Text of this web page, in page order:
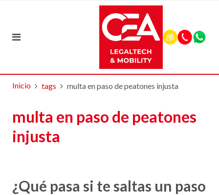
Inicio tags multa en paso de peatones injusta
multa en paso de peatones
injusta
¿Qué pasa si te saltas un paso